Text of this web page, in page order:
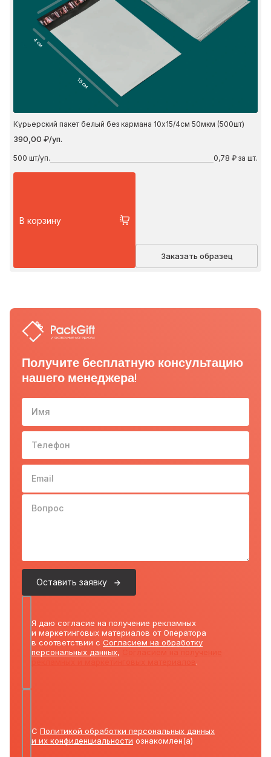
4 см
15 см
Курьерский пакет белый без кармана 10х15/4см 50мкм (500шт)
390,00 ₽/уп.
500 шт/уп. 0,78 ₽ за шт.
В корзину
Заказать образец
Получите бесплатную консультацию
нашего менеджера!
Имя
Телефон 10-
Email
Вопрос
Оставить заявку
Я даю согласие на получение рекламных
и маркетинговых материалов от Оператора
в соответствии с Согласием на обработку
персональных данных,
.
С Политикой обработки персональных данных
и их конфиденциальности ознакомлен(а)